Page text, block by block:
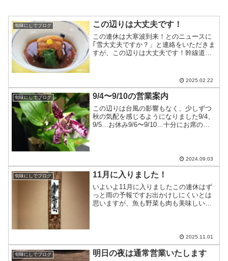
旬味にしでブログ この辺りは大丈夫です！
この連休は大寒波到来！とのニュースに
｢雪大丈夫ですか？」と連絡をいただきま
すが、この辺りは大丈夫です！幹線道路
てお出かけ下さいね今日は天然鰤生鯨生
鮪大羽イワシカニクリー...
2025.02.22
旬味にしでブログ 9/4〜9/10の営業案内
この辺りは台風の影響もなく、少しずつ
秋の気配を感じるようになりました9/4、
9/5…お休み9/6〜9/10…十分にお席のご
2024.09.03
旬味にしでブログ 11月に入りました！
いよいよ11月に入りましたこの連休はず
っと雨の予報ですお出かけしにくいとは
思いますが、魚も野菜も肉も美味しいも
2025.11.01
旬味にしでブログ 明日の夜は通常営業いたします